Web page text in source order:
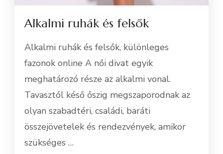
Alkalmi ruhák és felsők
Alkalmi ruhák és felsők, különleges
fazonok online A női divat egyik
meghatározó része az alkalmi vonal.
Tavasztól késő őszig megszaporodnak az
olyan szabadtéri, családi, baráti
összejövetelek és rendezvények, amikor
szükséges …